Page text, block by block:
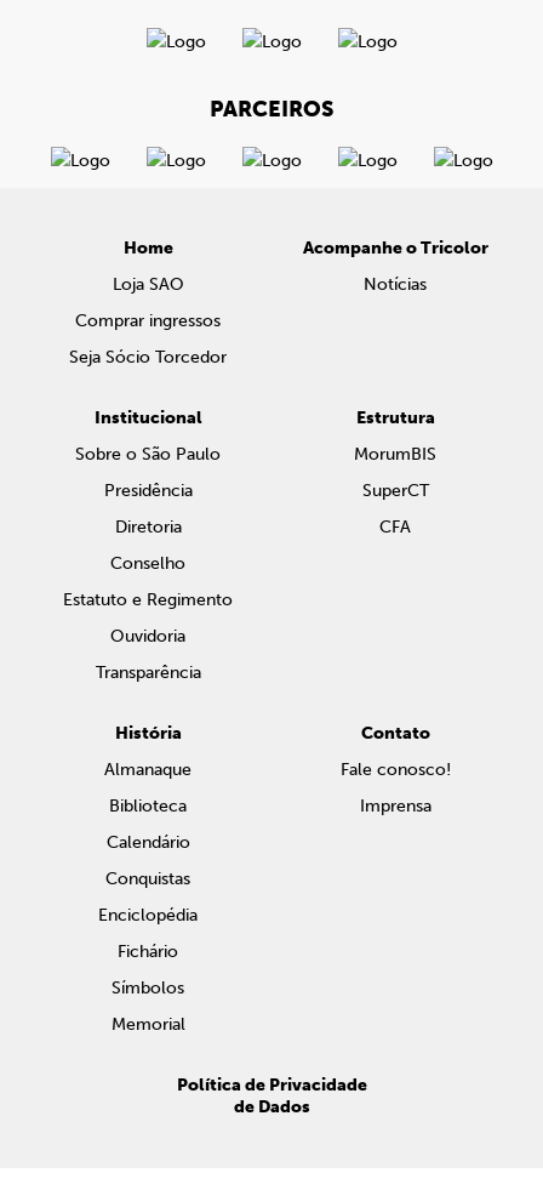
PARCEIROS
Home
Loja SAO
Comprar ingressos
Seja Sócio Torcedor
Acompanhe o Tricolor
Notícias
Institucional
Sobre o São Paulo
Presidência
Diretoria
Conselho
Estatuto e Regimento
Ouvidoria
Transparência
Estrutura
MorumBIS
SuperCT
CFA
História
Almanaque
Biblioteca
Calendário
Conquistas
Enciclopédia
Fichário
Símbolos
Memorial
Contato
Fale conosco!
Imprensa
Política de Privacidade
de Dados